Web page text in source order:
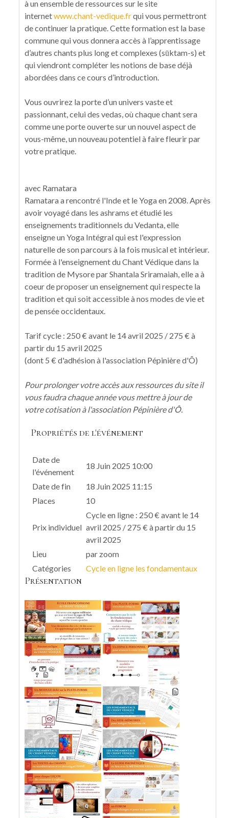
à un ensemble de ressources sur le site
internetwww.chant-vedique.frqui vous permettront
de continuer la pratique. Cette formation est la base
commune qui vous donnera accès à l’apprentissage
d’autres chants plus long et complexes (sūktam-s) et
qui viendront compléter les notions de base déjà
abordées dans ce cours d’introduction.
Vous ouvrirez la porte d’un univers vaste et
passionnant, celui des vedas, où chaque chant sera
comme une porte ouverte sur un nouvel aspect de
vous-même, un nouveau potentiel à faire fleurir par
votre pratique.
avec Ramatara
Ramatara a rencontré l'Inde et le Yoga en 2008. Après
avoir voyagé dans les ashrams et étudié les
enseignements traditionnels du Vedanta, elle
enseigne un Yoga Intégral qui est l'expression
naturelle de son parcours à la fois musical et intérieur.
Formée à l'enseignement du Chant Védique dans la
tradition de Mysore par Shantala Sriramaiah, elle a à
coeur de proposer un enseignement qui respecte la
tradition et qui soit accessible à nos modes de vie et
de pensée occidentaux.
Tarif cycle : 250 € avant le 14 avril 2025 / 275 € à
partir du 15 avril 2025
(dont 5 € d'adhésion à l'association Pépinière d'Ô)
Pour prolonger votre accès aux ressources du site il
vous faudra chaque année vous mettre à jour de
votre cotisation à l'association Pépinière d'Ô.
Propriétés de l'événement
Date de
l'événement
18 Juin 2025 10:00
Date de fin
18 Juin 2025 11:15
Places
10
Prix individuel
Cycle en ligne : 250 € avant le 14
avril 2025 / 275 € à partir du 15
avril 2025
Lieu
par zoom
Catégories
Cycle en ligne les fondamentaux
Présentation